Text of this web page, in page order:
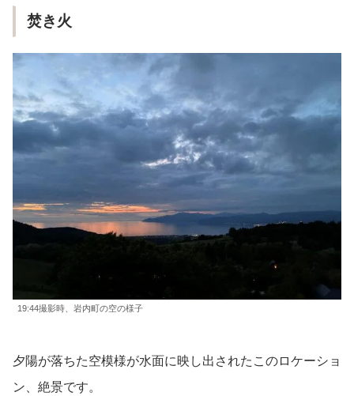
焚き火
19:44撮影時、岩内町の空の様子
夕陽が落ちた空模様が水面に映し出されたこのロケーショ
ン、絶景です。